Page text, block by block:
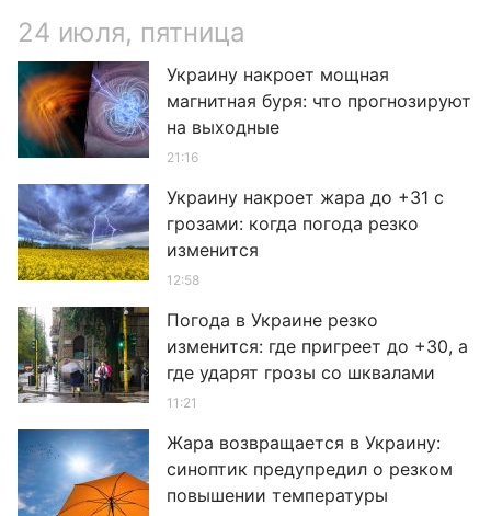
24 июля, пятница
Украину накроет мощная
магнитная буря: что прогнозируют
на выходные
21:16
Украину накроет жара до +31 с
грозами: когда погода резко
изменится
12:58
Погода в Украине резко
изменится: где пригреет до +30, а
где ударят грозы со шквалами
11:21
Жара возвращается в Украину:
синоптик предупредил о резком
повышении температуры